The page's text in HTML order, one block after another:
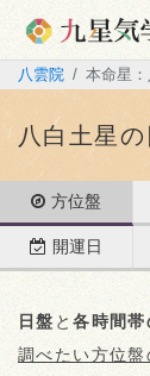
八雲院 本命星
八白土星
方位盤
開運日
日盤 と各時間帯
調べたい方位